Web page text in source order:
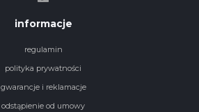
informacje
regulamin
polityka prywatności
gwarancje i reklamacje
odstąpienie od umowy